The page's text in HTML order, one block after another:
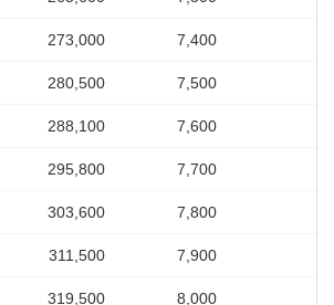
273,000 7,400
280,500 7,500
288,100 7,600
295,800 7,700
303,600 7,800
311,500 7,900
319,500 8,000